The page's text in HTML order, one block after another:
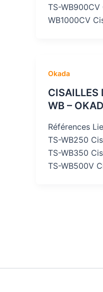
TS-WB900CV
WB1000CV
Okada
CISAILLES
WB –
Références
TS-WB250
TS-WB350
TS-WB500V